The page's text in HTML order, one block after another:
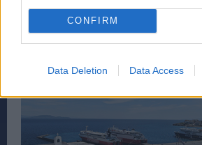
CONFIRM
Data Deletion Data Access